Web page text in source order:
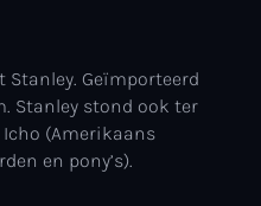
Geïmporteerd
Stanley stond ook ter
(Amerikaans
en pony’s).